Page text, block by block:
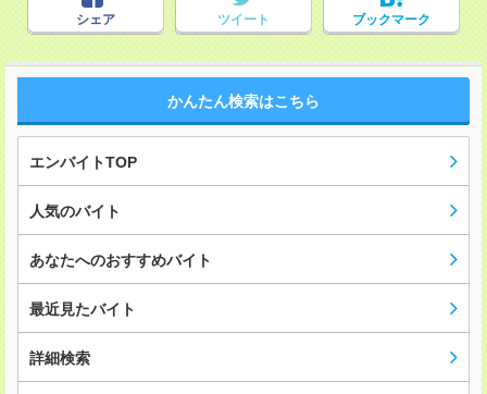
シェア ツイート ブックマーク
かんたん検索はこちら
エンバイトTOP
人気のバイト
あなたへのおすすめバイト
最近見たバイト
詳細検索